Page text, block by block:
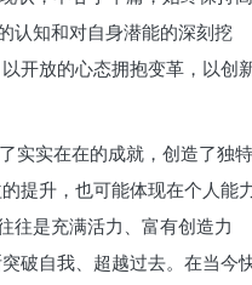
认知和对自身潜能的深刻挖
开放的心态拥抱变革，以创
实实在在的成就，创造了独特
提升，也可能体现在个人能
往是充满活力、富有创造力
破自我、超越过去。在当今